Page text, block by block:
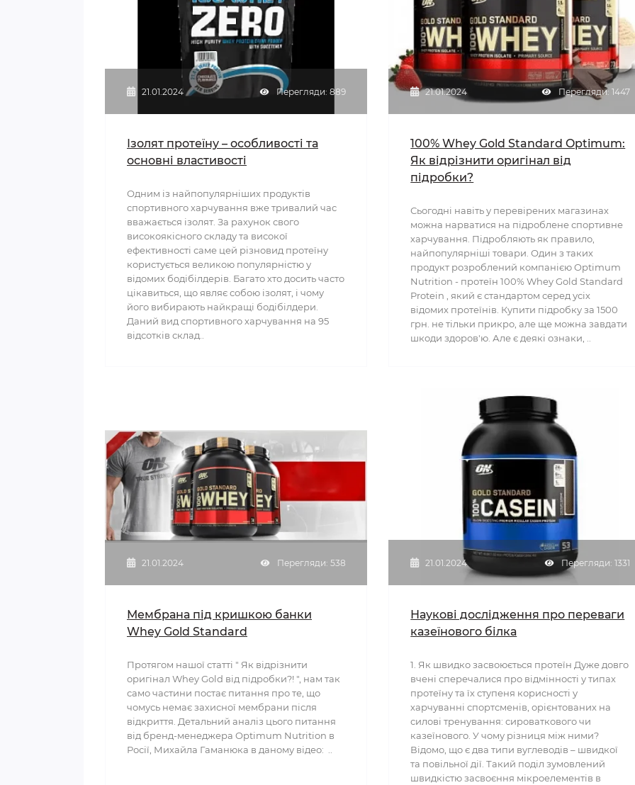
21.01.2024 Перегляди: 889
Ізолят протеїну – особливості та
основні властивості
Одним із найпопулярніших продуктів
спортивного харчування вже тривалий час
вважається ізолят. За рахунок свого
високоякісного складу та високої
ефективності саме цей різновид протеїну
користується великою популярністю у
відомих бодібілдерів. Багато хто досить часто
цікавиться, що являє собою ізолят, і чому
його вибирають найкращі бодібілдери.
Даний вид спортивного харчування на 95
відсотків склад..
21.01.2024 Перегляди: 1447
100% Whey Gold Standard Optimum:
Як відрізнити оригінал від
підробки?
Сьогодні навіть у перевірених магазинах
можна нарватися на підроблене спортивне
харчування. Підробляють як правило,
найпопулярніші товари. Один з таких
продукт розроблений компанією Optimum
Nutrition - протеїн 100% Whey Gold Standard
Protein , який є стандартом серед усіх
відомих протеїнів. Купити підробку за 1500
грн. не тільки прикро, але ще можна завдати
шкоди здоров'ю. Але є деякі ознаки, ..
21.01.2024 Перегляди: 538
Мембрана під кришкою банки
Whey Gold Standard
Протягом нашої статті " Як відрізнити
оригінал Whey Gold від підробки?! ", нам так
само частини постає питання про те, що
чомусь немає захисної мембрани після
відкриття. Детальний аналіз цього питання
від бренд-менеджера Optimum Nutrition в
Росії, Михайла Гаманюка в даному відео: ..
21.01.2024 Перегляди: 1331
Наукові дослідження про переваги
казеїнового білка
1. Як швидко засвоюється протеїн Дуже довго
вчені сперечалися про відмінності у типах
протеїну та їх ступеня корисності у
харчуванні спортсменів, орієнтованих на
силові тренування: сироваткового чи
казеїнового. У чому різниця між ними?
Відомо, що є два типи вуглеводів – швидкої
та повільної дії. Такий поділ зумовлений
швидкістю засвоєння мікроелементів в